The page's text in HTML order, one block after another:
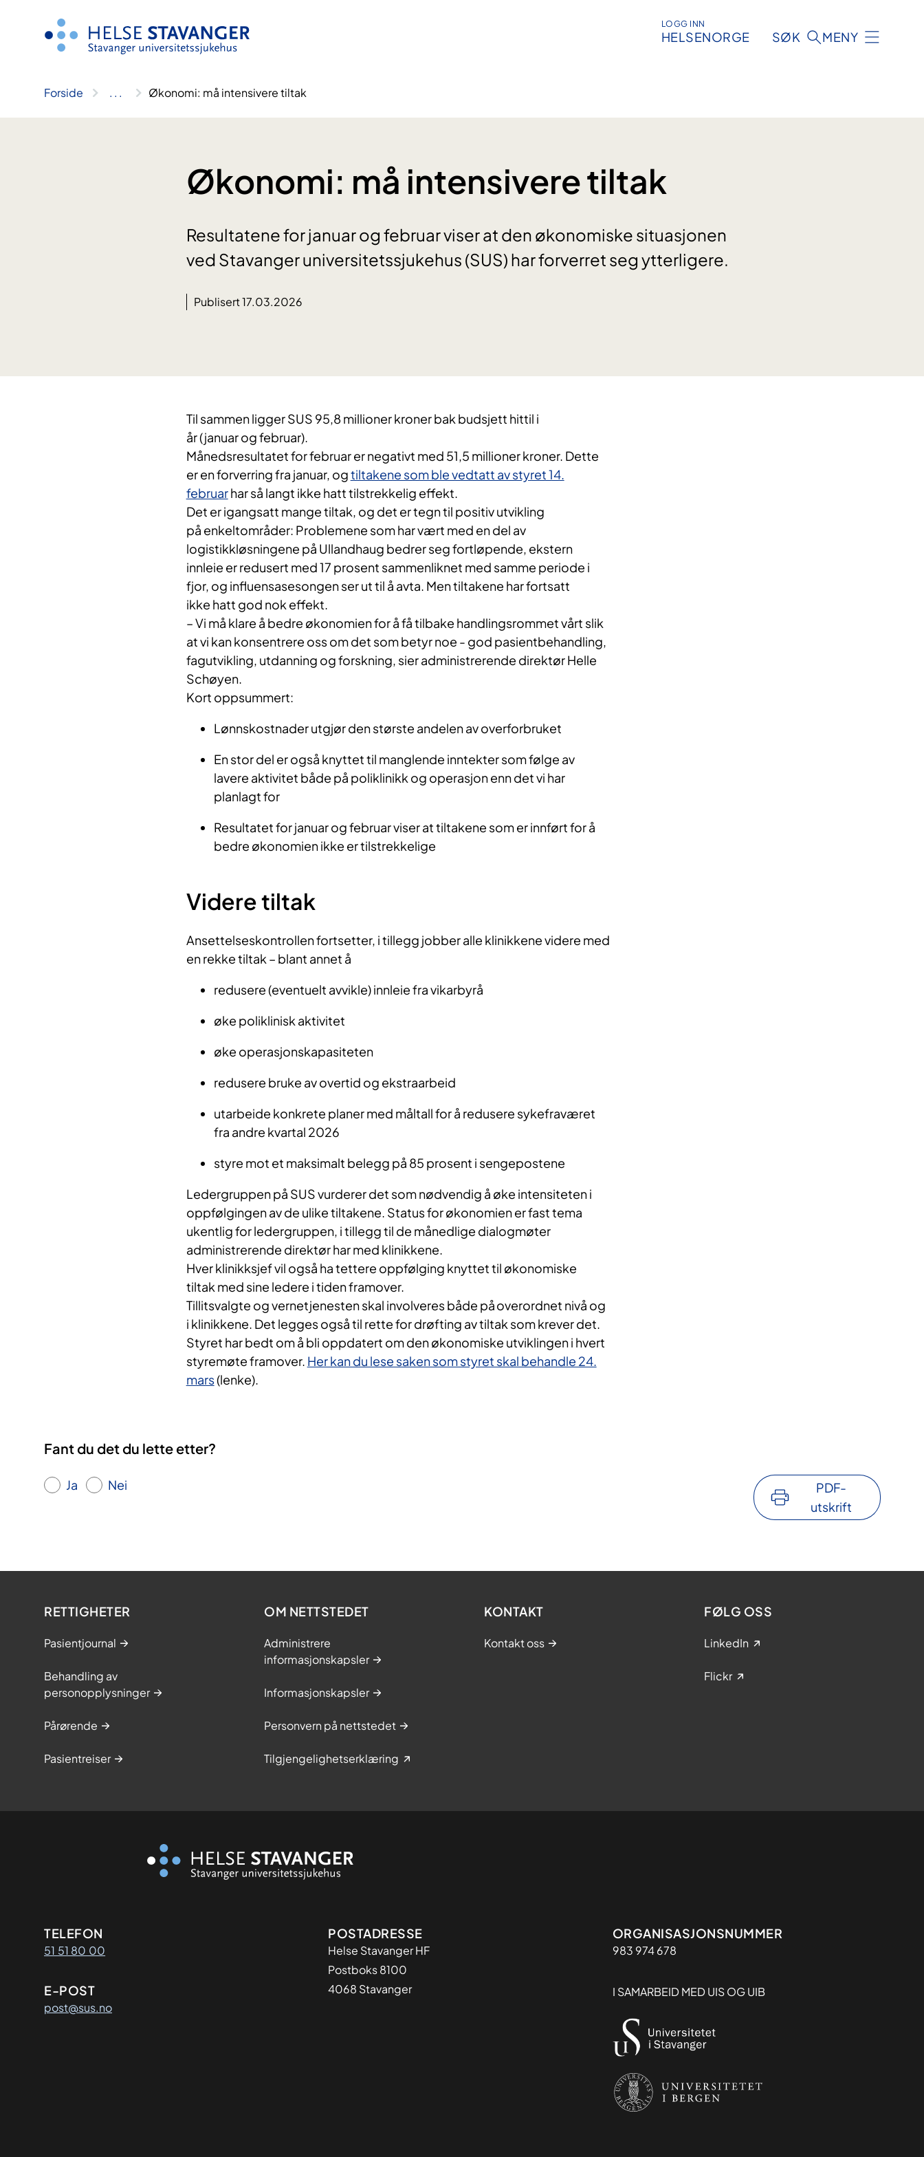
LOGG INN
HELSENORGE SØK MENY
Forside .. . Økonomi: må intensivere tiltak
Økonomi: må intensivere tiltak
Resultatene for januar og februar viser at den økonomiske situasjonen
ved Stavanger universitetssjukehus (SUS) har forverret seg ytterligere.
Publisert 17.03.2026
Til sammen ligger SUS 95,8 millioner kroner bak budsjett hittil i
år (januar og februar).
Månedsresultatet for februar er negativt med 51,5 millioner kroner. Dette
er en forverring fra januar, ogtiltakene som ble vedtatt av styret 14.
februarhar så langt ikke hatt tilstrekkelig effekt.
Det er igangsatt mange tiltak, og det er tegn til positiv utvikling
på enkeltområder: Problemene som har vært med en del av
logistikkløsningene på Ullandhaug bedrer seg fortløpende, ekstern
innleie er redusert med 17 prosent sammenliknet med samme periode i
fjor, og influensasesongen ser ut til å avta. Men tiltakene har fortsatt
ikke hatt god nok effekt.
–Vi må klare å bedre økonomien for å få tilbake handlingsrommet vårt slik
at vi kan konsentrere oss om det som betyr noe - god pasientbehandling,
fagutvikling, utdanning og forskning, sier administrerende direktør Helle
Schøyen.
Kort oppsummert:
Lønnskostnader utgjør den største andelen av overforbruket​
En stor del er også knyttet til manglende inntekter som følge av
lavere aktivitet både på poliklinikk og operasjon enn det vi har
planlagt for ​
Resultatet for januar og februar viser at tiltakene som er innført for å
bedre økonomien ikke er tilstrekkelige
Videre tiltak
Ansettelseskontrollen fortsetter, i tillegg jobber alle klinikkene videre med
en rekke tiltak – blant annet å
redusere (eventuelt avvikle) innleie fra vikarbyrå
øke poliklinisk aktivitet
øke operasjonskapasiteten
redusere bruke av overtid og ekstraarbeid
utarbeide konkrete planer med måltall for å redusere sykefraværet
fra andre kvartal 2026
styre mot et maksimalt belegg på 85 prosent i sengepostene
Ledergruppen på SUS vurderer det som nødvendig å øke intensiteten i
oppfølgingen av de ulike tiltakene. Status for økonomien er fast tema
ukentlig for ledergruppen, i tillegg til de månedlige dialogmøter
administrerende direktør har med klinikkene.
Hver klinikksjef vil også ha tettere oppfølging knyttet til økonomiske
tiltak med sine ledere i tiden framover.
Tillitsvalgte og vernetjenesten skal involveres både på overordnet nivå og
i klinikkene. Det legges også til rette for drøfting av tiltak som krever det.
Styret har bedt om å bli oppdatert om den økonomiske utviklingen i hvert
styremøte framover. Her kan du lese saken som styret skal behandle 24.
mars(lenke).
Fant du det du lette etter?
Ja Nei
PDF-
utskrift
RETTIGHETER
Pasientjournal
Behandling av
personopplysninger
Pårørende
Pasientreiser
OM NETTSTEDET
Administrere
informasjonskapsler
Informasjonskapsler
Personvern på nettstedet
Tilgjengelighetserklæring
KONTAKT
Kontakt oss
FØLG OSS
LinkedIn
Flickr
Kontaktinformasjon
TELEFON
51 51 80 00
E-POST
post@sus.no
Adresse
POSTADRESSE
Helse Stavanger HF
Postboks 8100
4068 Stavanger
Organisasjon
ORGANISASJONSNUMMER
983 974 678
I SAMARBEID MED UIS OG UIB